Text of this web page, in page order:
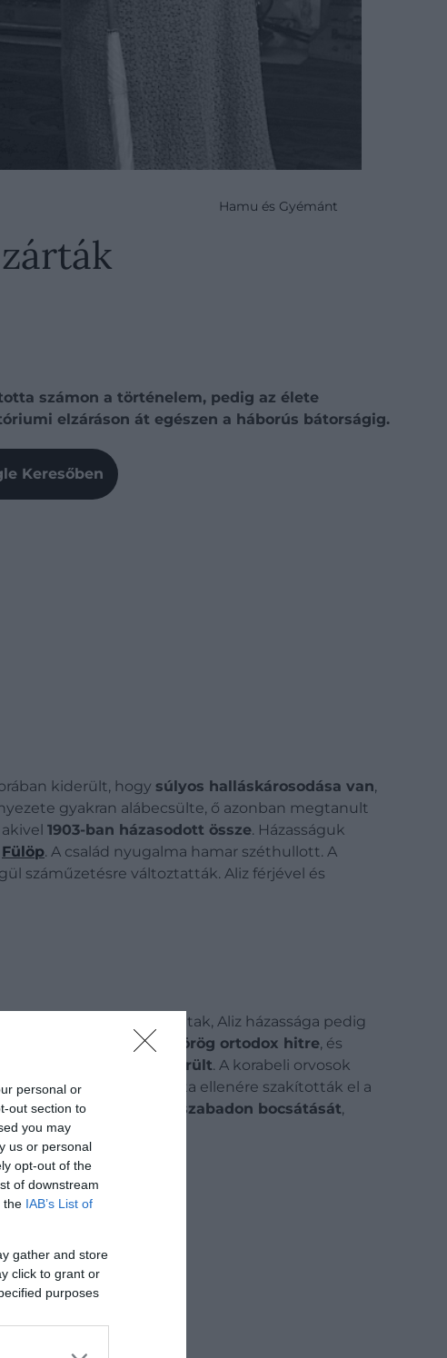
personal or
out section to
you may
us or personal
opt-out of the
of downstream
the IAB’s List of
gather and store
click to grant or
purposes
Hamu és Gyémánt
számon a történelem, pedig az élete
elzáráson át egészen a háborús bátorságig.
Keresőben
kiderült, hogy súlyos halláskárosodása van,
gyakran alábecsülte, ő azonban megtanult
akivel 1903-ban házasodott össze. Házasságuk
Fülöp. A család nyugalma hamar széthullott. A
száműzetésre változtatták. Aliz férjével és
támogatására szorultak, Aliz házassága pedig
. 1928-ban áttért a görög ortodox hitre, és
kezelés alá került. A korabeli orvosok
források szerint akarata ellenére szakították el a
többször kérte szabadon bocsátását,